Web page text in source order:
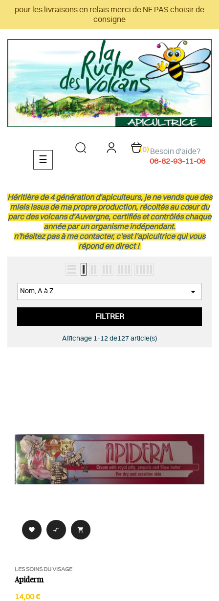
pour les livraisons en relais merci de NE PAS choisir de
consigne
Basculer
la
☰
(0) Besoin d'aide?
06-82-93-11-06
Héritière de 4 génération d'apiculteurs, je ne vends que des
miels issus de ma propre production, récoltés au cœur du
parc des volcans d'Auvergne, certifiés et contrôlés chaque
année par un organisme indépendant.
n'hésitez pas à me contacter, c'est l'apicultrice qui vous
répond en direct !
Nom, A à Z 
FILTRER
Affichage 1-12 de127 article(s)
  
LES SOINS DU VISAGE
Apiderm
14,00 €